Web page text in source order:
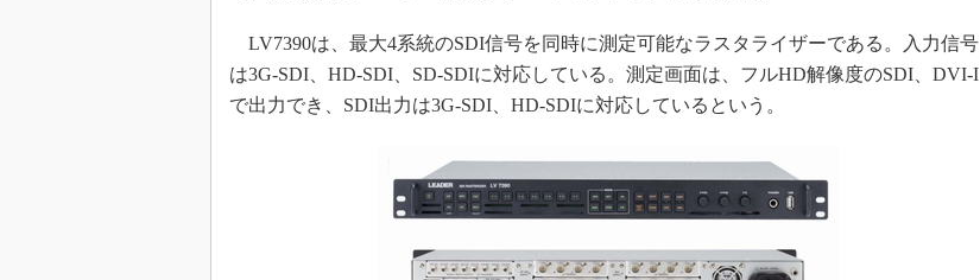
「SPICEの仕組みとその活用設計」
最新記事一覧
計測器メーカーから見た5G
う変わる？
IoT時代の無線規格を知る【Thread
編】
IoT時代の無線規格を知る【Z-Wave
LV7390は、最大4系統のSDI信号を同時に測定可能なラスタライザーである。入力信号
は3G-SDI、HD-SDI、SD-SDIに対応している。測定画面は、フルHD解像度のSDI、DVI-I
で出力でき、SDI出力は3G-SDI、HD-SDIに対応しているという。